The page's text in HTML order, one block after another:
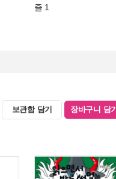
즐 1
보관함 담기 장바구니 담기